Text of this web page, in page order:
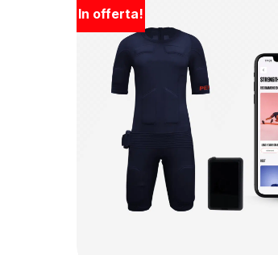
In offerta!